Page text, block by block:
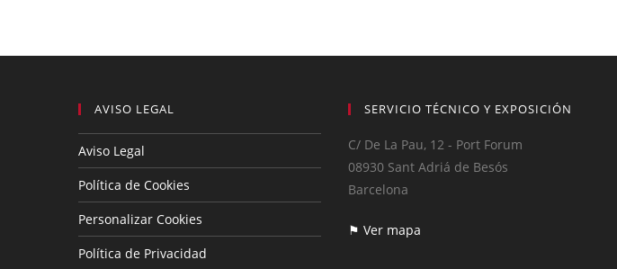
AVISO LEGAL
Aviso Legal
Política de Cookies
Personalizar Cookies
Política de Privacidad
SERVICIO TÉCNICO Y EXPOSICIÓN
C/ De La Pau, 12 - Port Forum
08930 Sant Adriá de Besós
Barcelona
⚑ Ver mapa